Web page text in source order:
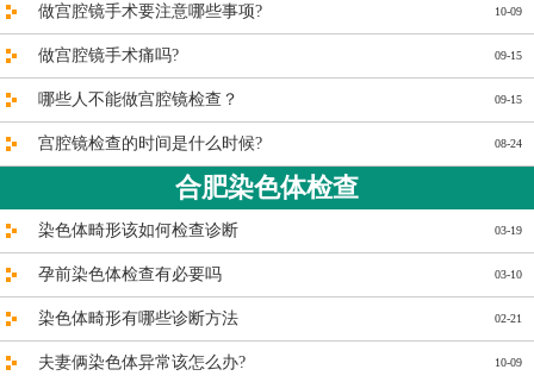
10-09
做宫腔镜手术要注意哪些事项?
09-15
做宫腔镜手术痛吗?
09-15
哪些人不能做宫腔镜检查？
08-24
宫腔镜检查的时间是什么时候?
合肥染色体检查
03-19
染色体畸形该如何检查诊断
03-10
孕前染色体检查有必要吗
02-21
染色体畸形有哪些诊断方法
10-09
夫妻俩染色体异常该怎么办?